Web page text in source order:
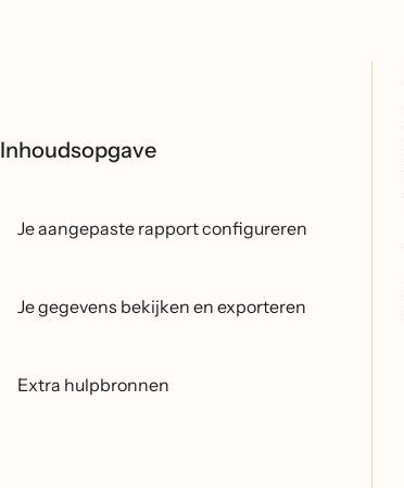
Inhoudsopgave
Je aangepaste rapport configureren
Je gegevens bekijken en exporteren
Extra hulpbronnen